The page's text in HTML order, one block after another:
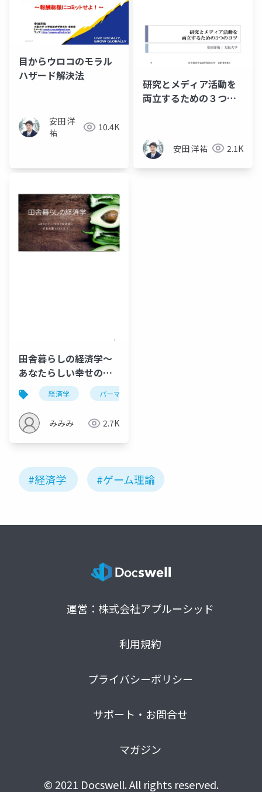
目からウロコのモラル
ハザード解決法
安田 洋
祐
10.4K
研究とメディア活動を
両立するための３つの
安田 洋祐 2.1K
田舎暮らしの経済学〜
あなたらしい幸せの経
済学〜@名古屋
2022.8.7
経済学 パーマカルチャー
みみみ 2.7K
#経済学 #ゲーム理論
運営：株式会社アプルーシッド
利用規約
プライバシーポリシー
サポート・お問合せ
マガジン
© 2021 Docswell. All rights reserved.